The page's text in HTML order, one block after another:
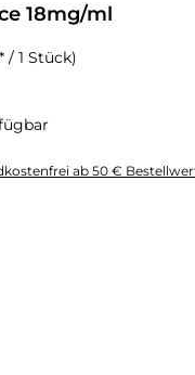
18mg/ml
/ 1 Stück)
Preis:
ab 50 €